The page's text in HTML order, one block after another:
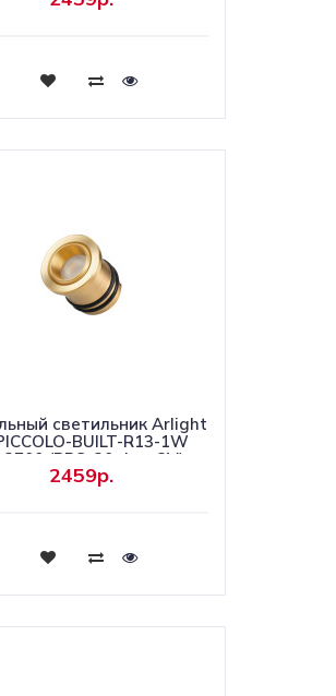
Купить
светильник Arlight
BUILT-R13-1W
(BRS, 30 deg, 3V)
Металл) 061675
2459р.
Купить